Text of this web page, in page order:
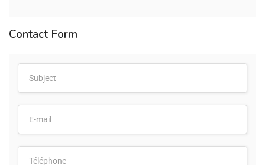
Contact Form